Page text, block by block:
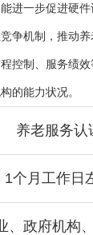
进一步促进硬
争机制，推动
控制、服务绩
的能力状况。
养老服务认
1个月工作日
、政府机构